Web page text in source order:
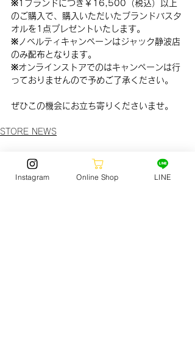
※1ブランドにつき￥16,500（税込）以上
のご購入で、購入いただいたブランドバスタ
オルを1点プレゼントいたします。
※ノベルティキャンペーンはジャック静波店
のみ配布となります。
※オンラインストアでのはキャンペーンは行
っておりませんので予めご了承ください。
ぜひこの機会にお立ち寄りくださいませ。
STORE NEWS
Instagram Online Shop LINE